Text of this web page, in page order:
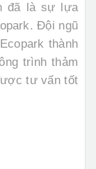
đã là sự lựa
Đội ngũ
thành
trình thảm
tư vấn tốt